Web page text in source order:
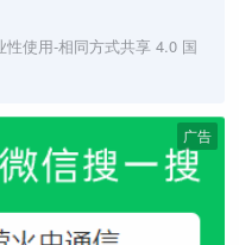
性使用-相同方式共享 4.0 国
广告